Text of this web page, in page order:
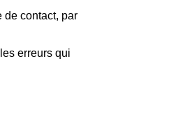
de contact, par
erreurs qui